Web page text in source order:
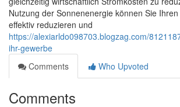
Nutzung der Sonnenenergie können Sie
effektiv reduzieren und
https://alexiarldo098703.blogzag.com/
ihr-gewerbe
Comments
Who Upvoted
Comments